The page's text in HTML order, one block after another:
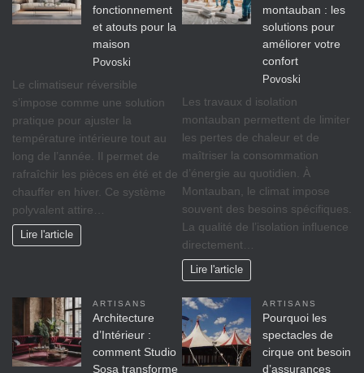
fonctionnement
et atouts pour la
maison
Povoski
Le climatiseur réversible
s’impose comme une solution
pratique pour ajuster la
température intérieure tout au
long de l’année. Il permet de
rafraîchir les pièces en été et de
chauffer en hiver. Ce système
polyvalent attire…
Lire l'article
montauban : les
solutions pour
améliorer votre
confort
Povoski
Les travaux d isolation
montauban permettent de limiter
les pertes de chaleur et de
maîtriser la consommation
d’énergie au quotidien. À
Montauban, le climat impose
souvent des besoins spécifiques.
La qualité de l’isolation influence
directement…
Lire l'article
ARTISANS
Architecture
d’Intérieur :
comment Studio
Sosa transforme
ARTISANS
Pourquoi les
spectacles de
cirque ont besoin
d’assurances